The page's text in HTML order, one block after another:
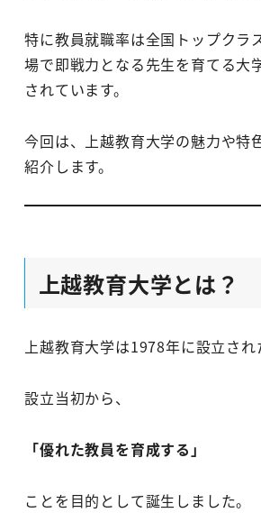
特に教員就職率は全国トップクラ
場で即戦力となる先生を育てる大
されています。
今回は、上越教育大学の魅力や特
紹介します。
上越教育大学とは？
上越教育大学は1978年に設立され
設立当初から、
「優れた教員を育成する」
ことを目的として誕生しました。